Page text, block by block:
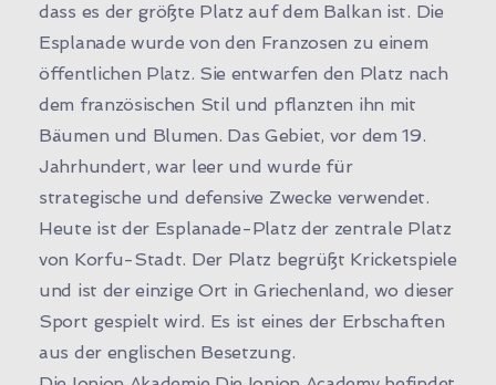
dass es der größte Platz auf dem Balkan ist. Die
Esplanade wurde von den Franzosen zu einem
öffentlichen Platz. Sie entwarfen den Platz nach
dem französischen Stil und pflanzten ihn mit
Bäumen und Blumen. Das Gebiet, vor dem 19.
Jahrhundert, war leer und wurde für
strategische und defensive Zwecke verwendet.
Heute ist der Esplanade-Platz der zentrale Platz
von Korfu-Stadt. Der Platz begrüßt Kricketspiele
und ist der einzige Ort in Griechenland, wo dieser
Sport gespielt wird. Es ist eines der Erbschaften
aus der englischen Besetzung.